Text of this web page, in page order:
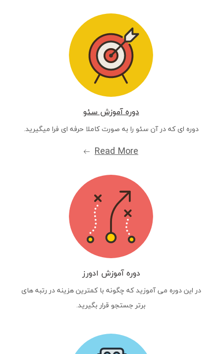
دوره آموزش سئو
دوره ای که در آن سئو را به صورت کاملا حرفه ای فرا میگیرید.
Read More
دوره آموزش ادورز
در این دوره می آموزید که چگونه با کمترین هزینه در رتبه های
برتر جستجو قرار بگیرید.